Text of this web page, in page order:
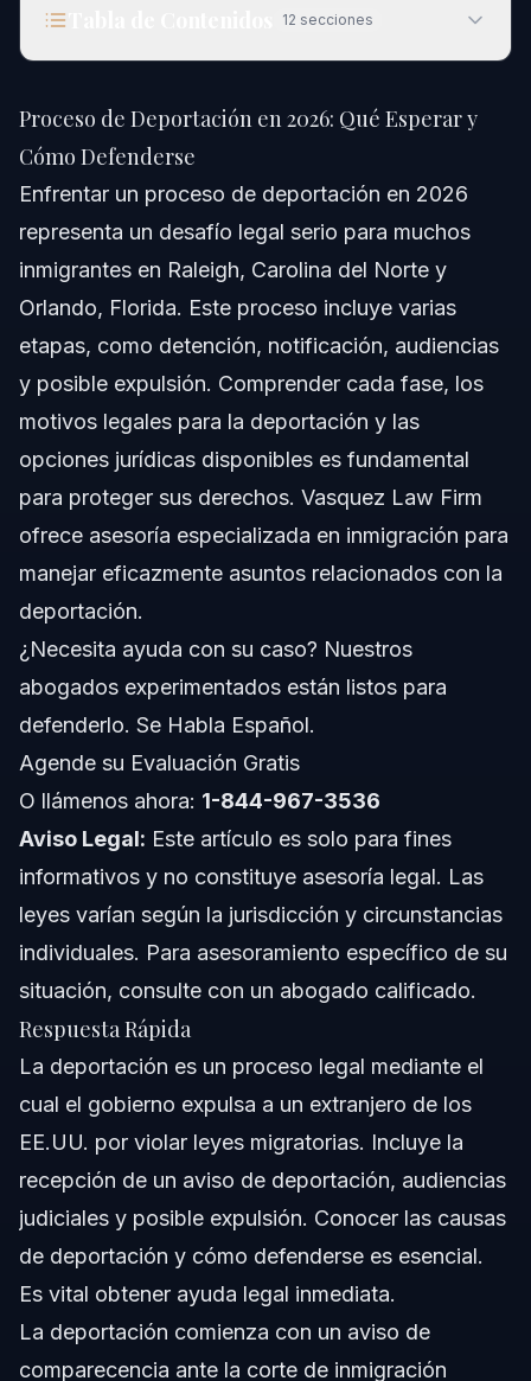
12 secciones
Respuesta Rápida
Comprendiendo el Proceso de Deportación
Causas de Deportación
Guía Paso a Paso del Proceso de Deportación
Paso 2: Reúna Evidencias
Errores Comunes que Debe Evitar Durante la
Deportación
Cronología y Qué Esperar
Notas sobre NC, FL y a Nivel Nacional
Notas sobre Carolina del Norte
Notas sobre Florida
Conceptos Nacionales
Cuándo Contactar a un Abogado de Inmediato
Sobre Vasquez Law Firm
Confianza y Experiencia del Abogado
Preguntas Frecuentes
¿Cuáles son los motivos comunes para la deportación?
deportación?
Proceso de Deportación en 2026: Qué Esperar y
Cómo Defenderse
Enfrentar un proceso de deportación en 2026
representa un desafío legal serio para muchos
inmigrantes en Raleigh, Carolina del Norte y
Orlando, Florida. Este proceso incluye varias
etapas, como detención, notificación, audiencias
y posible expulsión. Comprender cada fase, los
motivos legales para la deportación y las
opciones jurídicas disponibles es fundamental
para proteger sus derechos. Vasquez Law Firm
ofrece asesoría especializada en inmigración para
manejar eficazmente asuntos relacionados con la
deportación.
¿Necesita ayuda con su caso? Nuestros
abogados experimentados están listos para
defenderlo. Se Habla Español.
Agende su Evaluación Gratis
O llámenos ahora: 1-844-967-3536
Aviso Legal: Este artículo es solo para fines
informativos y no constituye asesoría legal. Las
leyes varían según la jurisdicción y circunstancias
individuales. Para asesoramiento específico de su
situación, consulte con un abogado calificado.
Respuesta Rápida
La deportación es un proceso legal mediante el
cual el gobierno expulsa a un extranjero de los
EE.UU. por violar leyes migratorias. Incluye la
recepción de un aviso de deportación, audiencias
judiciales y posible expulsión. Conocer las causas
de deportación y cómo defenderse es esencial.
Es vital obtener ayuda legal inmediata.
La deportación comienza con un aviso de
comparecencia ante la corte de inmigración